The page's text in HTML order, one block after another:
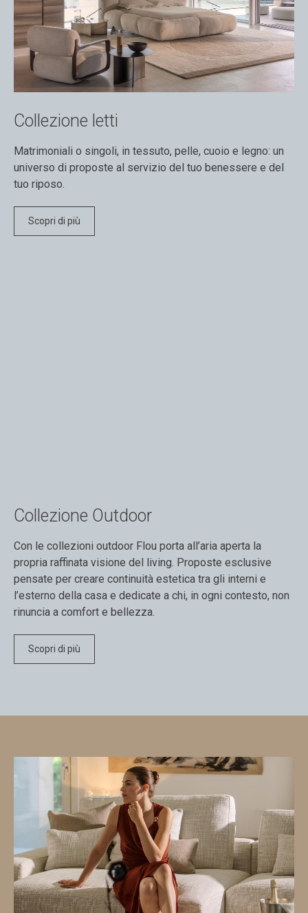
Collezione letti
Matrimoniali o singoli, in tessuto, pelle, cuoio e legno: un
universo di proposte al servizio del tuo benessere e del
tuo riposo.
Scopri di più
Collezione Outdoor
Con le collezioni outdoor Flou porta all’aria aperta la
propria raffinata visione del living. Proposte esclusive
pensate per creare continuità estetica tra gli interni e
l’esterno della casa e dedicate a chi, in ogni contesto, non
rinuncia a comfort e bellezza.
Scopri di più